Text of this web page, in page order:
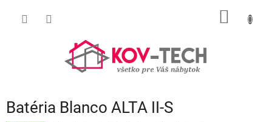
Batéria Blanco ALTA II-S